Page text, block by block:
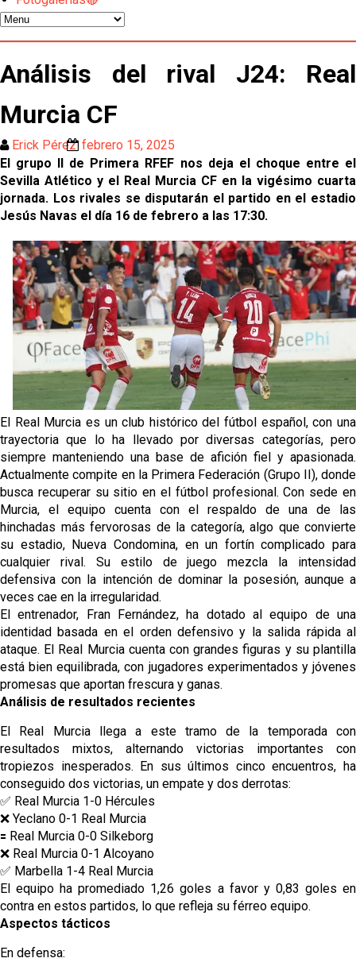
El Sevilla pone sus ojos en Ellyes Skhiri
Patrick Mercado no jugará en el Sevilla FC
El Sevilla FC pregunta al Atlético de Madrid por la
Nico Guillén:"Es importante que el equipo sea una
familia y se refleje en el campo"
El Sevilla oficializa el traspaso de Sow
Miguel Sierra: La temporada pasada se vio
reflejado que podemos tirar para delante y
trabajamos con ilusión
Diomande ya es madridista mientras Rodri agita el
mercado
OFICIAL | Juanlu se marcha al Bournemouth
Los posibles herederos del número 16 tras la
marcha de Juanlu
Alberto Flores, muy cerca de convertirse en nuevo
jugador del Granada CF
El Granada negocia con el Sevilla FC por Alberto
Flores
Análisis del rival J24: Real
Murcia CF
Erick Pérez febrero 15, 2025
El grupo II de Primera RFEF nos deja el choque entre el
Sevilla Atlético y el Real Murcia CF en la vigésimo cuarta
jornada. Los rivales se disputarán el partido en el estadio
Jesús Navas el día 16 de febrero a las 17:30.
El Real Murcia es un club histórico del fútbol español, con una
trayectoria que lo ha llevado por diversas categorías, pero
siempre manteniendo una base de afición fiel y apasionada.
Actualmente compite en la Primera Federación (Grupo II), donde
busca recuperar su sitio en el fútbol profesional. Con sede en
Murcia, el equipo cuenta con el respaldo de una de las
hinchadas más fervorosas de la categoría, algo que convierte
su estadio, Nueva Condomina, en un fortín complicado para
cualquier rival. Su estilo de juego mezcla la intensidad
defensiva con la intención de dominar la posesión, aunque a
veces cae en la irregularidad.
El entrenador, Fran Fernández, ha dotado al equipo de una
identidad basada en el orden defensivo y la salida rápida al
ataque. El Real Murcia cuenta con grandes figuras y su plantilla
está bien equilibrada, con jugadores experimentados y jóvenes
promesas que aportan frescura y ganas.
Análisis de resultados recientes
El Real Murcia llega a este tramo de la temporada con
resultados mixtos, alternando victorias importantes con
tropiezos inesperados. En sus últimos cinco encuentros, ha
conseguido dos victorias, un empate y dos derrotas:
✅ Real Murcia 1-0 Hércules
❌ Yeclano 0-1 Real Murcia
🟰 Real Murcia 0-0 Silkeborg
❌ Real Murcia 0-1 Alcoyano
✅ Marbella 1-4 Real Murcia
El equipo ha promediado 1,26 goles a favor y 0,83 goles en
contra en estos partidos, lo que refleja su férreo equipo.
Aspectos tácticos
En defensa: